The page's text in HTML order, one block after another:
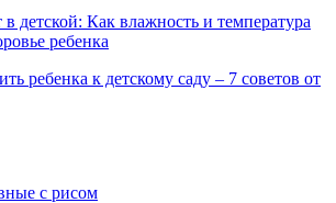
детской: Как влажность и температура
ребенка
ребенка к детскому саду – 7 советов от
с рисом